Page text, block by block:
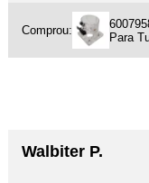
Comprou:
Para
Walbiter P.